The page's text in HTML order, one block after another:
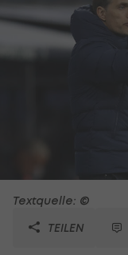
Textquelle: ©
TEILEN